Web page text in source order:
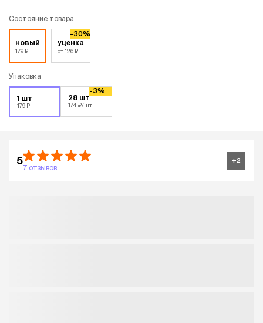
Состояние товара
новый
179 ₽
уценка
от 126 ₽
-30%
Упаковка
1 шт
179 ₽
28 шт
174 ₽/шт
-3%
5
7 отзывов
+2